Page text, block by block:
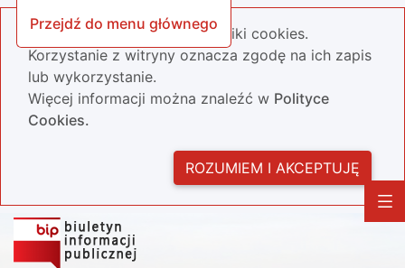
Przejdź do menu głównego
Nasza strona wykorzystuje pliki cookies.
Korzystanie z witryny oznacza zgodę na ich zapis
lub wykorzystanie.
Więcej informacji można znaleźć w Polityce
Cookies.
ROZUMIEM I AKCEPTUJĘ